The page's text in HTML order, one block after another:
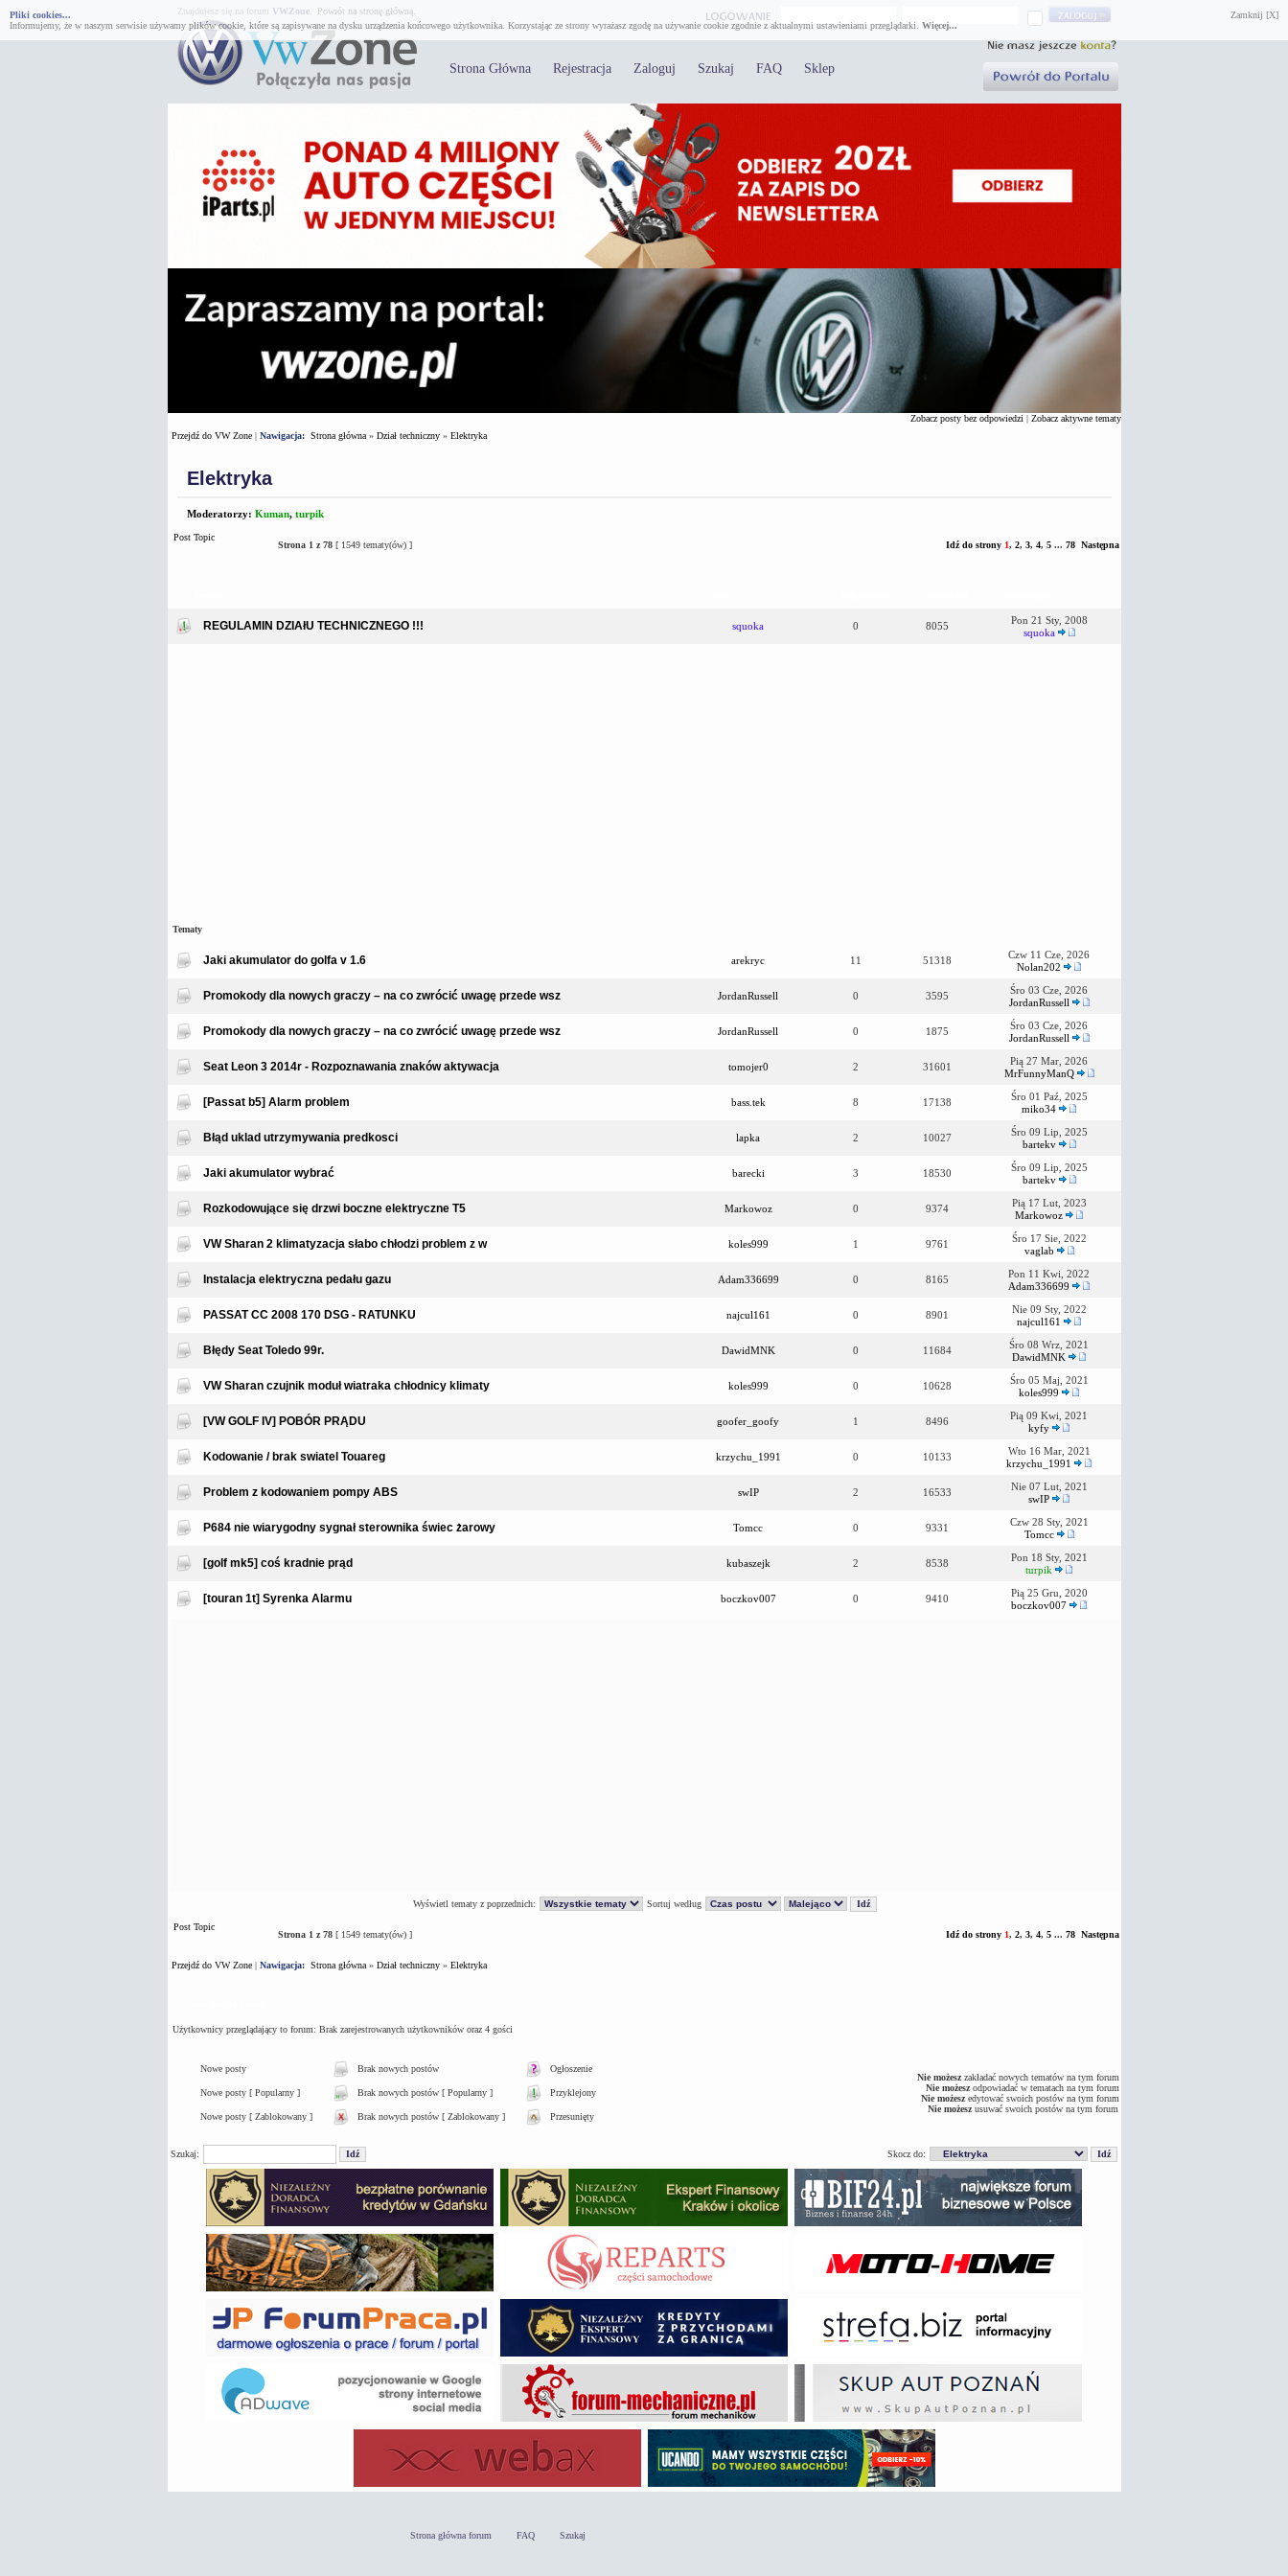
Zamknij [X]
Pliki cookies...
Informujemy, że w naszym serwisie używamy plików cookie, które są zapisywane na dysku urządzenia końcowego użytkownika. Korzystając ze strony wyrażasz zgodę na używanie cookie zgodnie z aktualnymi ustawieniami przeglądarki. Więcej...
Znajdujesz się na forum VWZone. Powrót na stronę główną.
Strona Główna Rejestracja Zaloguj Szukaj FAQ Sklep
Zobacz posty bez odpowiedzi | Zobacz aktywne tematy
Przejdź do VW Zone| Nawigacja: Strona główna» Dział techniczny» Elektryka
Elektryka
Moderatorzy: Kuman, turpik
Post Topic
Strona 1 z78[ 1549 tematy(ów) ] Idź do strony 1, 2, 3, 4, 5... 78 Następna
REGULAMIN DZIAłU TECHNICZNEGO !!! squoka 0 8055
Pon 21 Sty, 2008
squoka
Tematy
Jaki akumulator do golfa v 1.6 arekryc 11 51318
Czw 11 Cze, 2026
Nolan202
Promokody dla nowych graczy – na co zwrócić uwagę przede wsz JordanRussell 0 3595
Śro 03 Cze, 2026
JordanRussell
Promokody dla nowych graczy – na co zwrócić uwagę przede wsz JordanRussell 0 1875
Śro 03 Cze, 2026
JordanRussell
Seat Leon 3 2014r - Rozpoznawania znaków aktywacja tomojer0 2 31601
Pią 27 Mar, 2026
MrFunnyManQ
[Passat b5] Alarm problem bass.tek 8 17138
Śro 01 Paź, 2025
miko34
Błąd uklad utrzymywania predkosci lapka 2 10027
Śro 09 Lip, 2025
bartekv
Jaki akumulator wybrać barecki 3 18530
Śro 09 Lip, 2025
bartekv
Rozkodowujące się drzwi boczne elektryczne T5 Markowoz 0 9374
Pią 17 Lut, 2023
Markowoz
VW Sharan 2 klimatyzacja słabo chłodzi problem z w koles999 1 9761
Śro 17 Sie, 2022
vaglab
Instalacja elektryczna pedału gazu Adam336699 0 8165
Pon 11 Kwi, 2022
Adam336699
PASSAT CC 2008 170 DSG - RATUNKU najcul161 0 8901
Nie 09 Sty, 2022
najcul161
Błędy Seat Toledo 99r. DawidMNK 0 11684
Śro 08 Wrz, 2021
DawidMNK
VW Sharan czujnik moduł wiatraka chłodnicy klimaty koles999 0 10628
Śro 05 Maj, 2021
koles999
[VW GOLF IV] POBÓR PRĄDU goofer_goofy 1 8496
Pią 09 Kwi, 2021
kyfy
Kodowanie / brak swiatel Touareg krzychu_1991 0 10133
Wto 16 Mar, 2021
krzychu_1991
Problem z kodowaniem pompy ABS swIP 2 16533
Nie 07 Lut, 2021
swIP
P684 nie wiarygodny sygnał sterownika świec żarowy Tomcc 0 9331
Czw 28 Sty, 2021
Tomcc
[golf mk5] coś kradnie prąd kubaszejk 2 8538
Pon 18 Sty, 2021
turpik
[touran 1t] Syrenka Alarmu boczkov007 0 9410
Pią 25 Gru, 2020
boczkov007
Wyświetl tematy z poprzednich: Sortuj według
Post Topic
Strona 1 z78[ 1549 tematy(ów) ] Idź do strony 1, 2, 3, 4, 5... 78 Następna
Przejdź do VW Zone| Nawigacja: Strona główna» Dział techniczny» Elektryka
Użytkownicy przeglądający to forum: Brak zarejestrowanych użytkowników oraz 4 gości
Nowe posty Brak nowych postów Ogłoszenie
Nowe posty [ Popularny ] Brak nowych postów [ Popularny ] Przyklejony
Nowe posty [ Zablokowany ] Brak nowych postów [ Zablokowany ] Przesunięty
Nie możeszzakładać nowych tematów na tym forum
Nie możeszodpowiadać w tematach na tym forum
Nie możeszedytować swoich postów na tym forum
Nie możeszusuwać swoich postów na tym forum
Szukaj: Skocz do:
Strona główna forum FAQ Szukaj